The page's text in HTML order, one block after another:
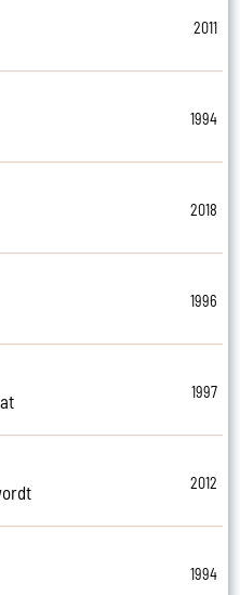
2011
1994
2018
1996
1997
2012
1994